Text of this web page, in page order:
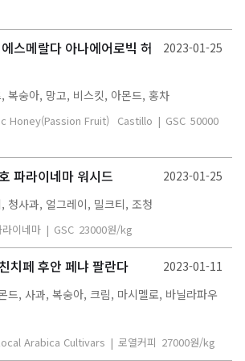
스메랄다 아나에어로빅 허
2023-01-25
복숭아, 망고, 비스킷, 아몬드, 홍차
Honey(Passion Fruit) Castillo | GSC 50000
파라이네마 워시드 2023-01-25
청사과, 얼그레이, 밀크티, 조청
이네마 | GSC 23000원/kg
치페 후안 페냐 팔란다 2023-01-11
드, 사과, 복숭아, 크림, 마시멜로, 바닐라파우
Arabica Cultivars | 로열커피 27000원/kg